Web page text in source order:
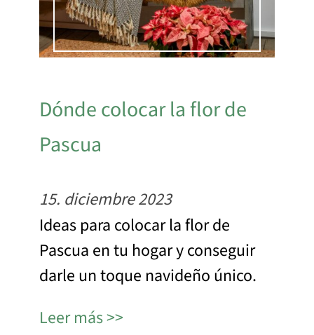
Dónde colocar la flor de
Pascua
15. diciembre 2023
Ideas para colocar la flor de
Pascua en tu hogar y conseguir
darle un toque navideño único.
Leer más